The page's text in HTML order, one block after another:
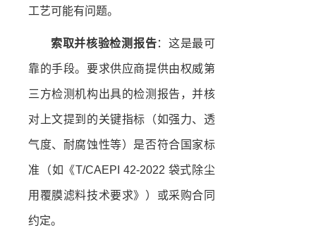
工艺可能有问题。
索取并核验检测报告：这是最可
靠的手段。要求供应商提供由权威第
三方检测机构出具的检测报告，并核
对上文提到的关键指标（如强力、透
气度、耐腐蚀性等）是否符合国家标
准（如《T/CAEPI 42-2022 袋式除尘
用覆膜滤料技术要求》）或采购合同
约定。